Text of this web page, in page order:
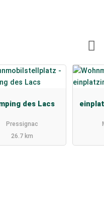
des Lacs
Pressignac
26.7 km